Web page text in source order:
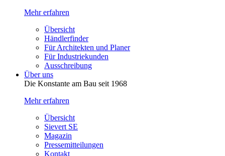
Mehr erfahren
Übersicht
Händlerfinder
Für Architekten und Planer
Für Industriekunden
Ausschreibung
Über uns
Die Konstante am Bau seit 1968
Mehr erfahren
Übersicht
Sievert SE
Magazin
Pressemitteilungen
Kontakt